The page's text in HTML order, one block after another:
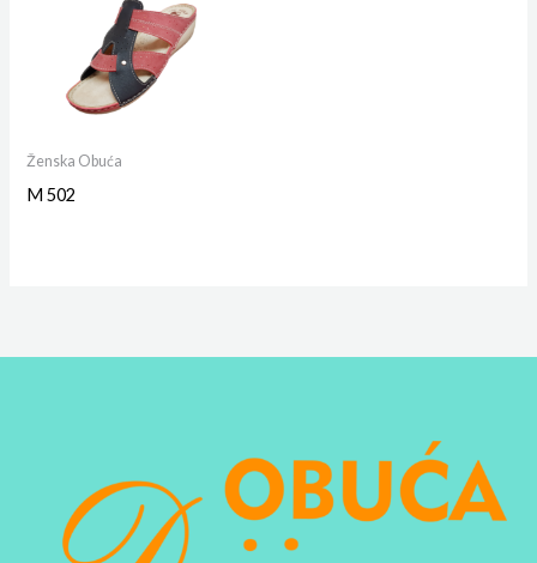
Ženska Obuća
M 502